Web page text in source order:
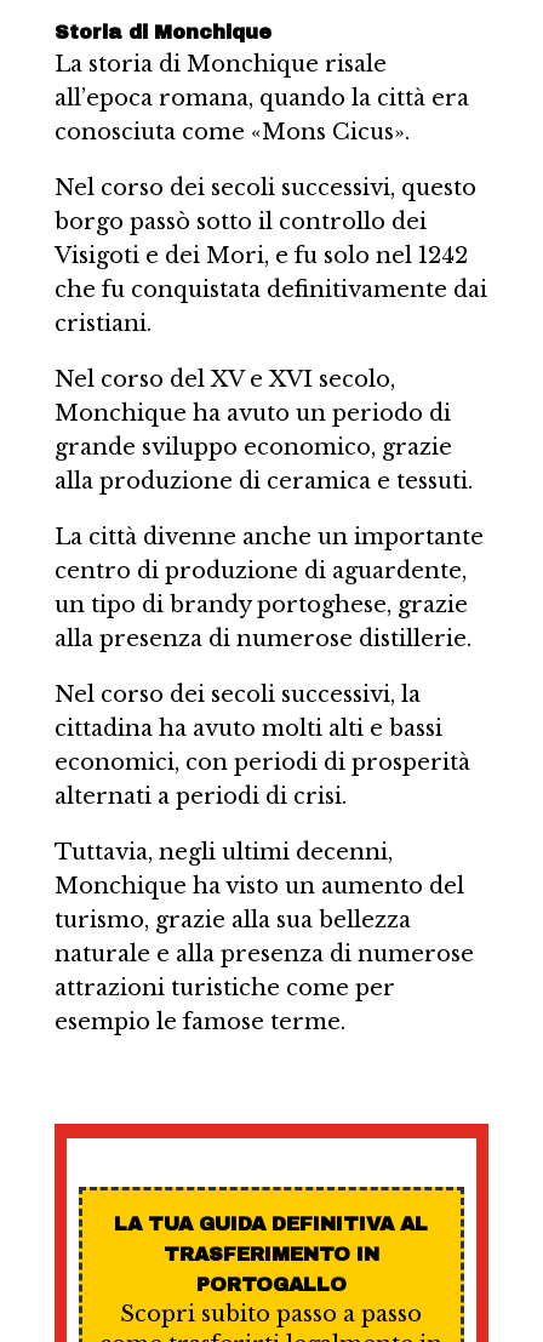
Storia di Monchique
La storia di Monchique risale
all’epoca romana, quando la città era
conosciuta come «Mons Cicus».
Nel corso dei secoli successivi, questo
borgo passò sotto il controllo dei
Visigoti e dei Mori, e fu solo nel 1242
che fu conquistata definitivamente dai
cristiani.
Nel corso del XV e XVI secolo,
Monchique ha avuto un periodo di
grande sviluppo economico, grazie
alla produzione di ceramica e tessuti.
La città divenne anche un importante
centro di produzione di aguardente,
un tipo di brandy portoghese, grazie
alla presenza di numerose distillerie.
Nel corso dei secoli successivi, la
cittadina ha avuto molti alti e bassi
economici, con periodi di prosperità
alternati a periodi di crisi.
Tuttavia, negli ultimi decenni,
Monchique ha visto un aumento del
turismo, grazie alla sua bellezza
naturale e alla presenza di numerose
attrazioni turistiche come per
esempio le famose terme.
LA TUA GUIDA DEFINITIVA AL
TRASFERIMENTO IN
PORTOGALLO
Scopri subito passo a passo